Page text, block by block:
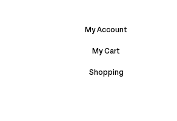
My Account
My Cart
Shopping